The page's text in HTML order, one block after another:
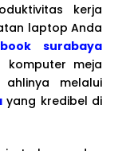
kerja
laptop Anda
surabaya
komputer meja
melalui
yang kredibel di